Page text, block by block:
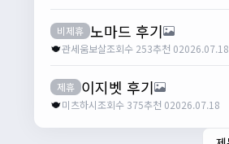
비제휴 노마드 후기
관세움보살조회수 253추천 02026.07.18
제휴 이지벳 후기
미츠하시조회수 375추천 02026.07.18